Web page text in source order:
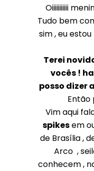
Oiiiiiiiiiii
Tudo bem
sim , eu
Terei
vocês !
posso dizer
Então
Vim aqui
spikesem
de Brasília ,
Arco ,
conhecem ,